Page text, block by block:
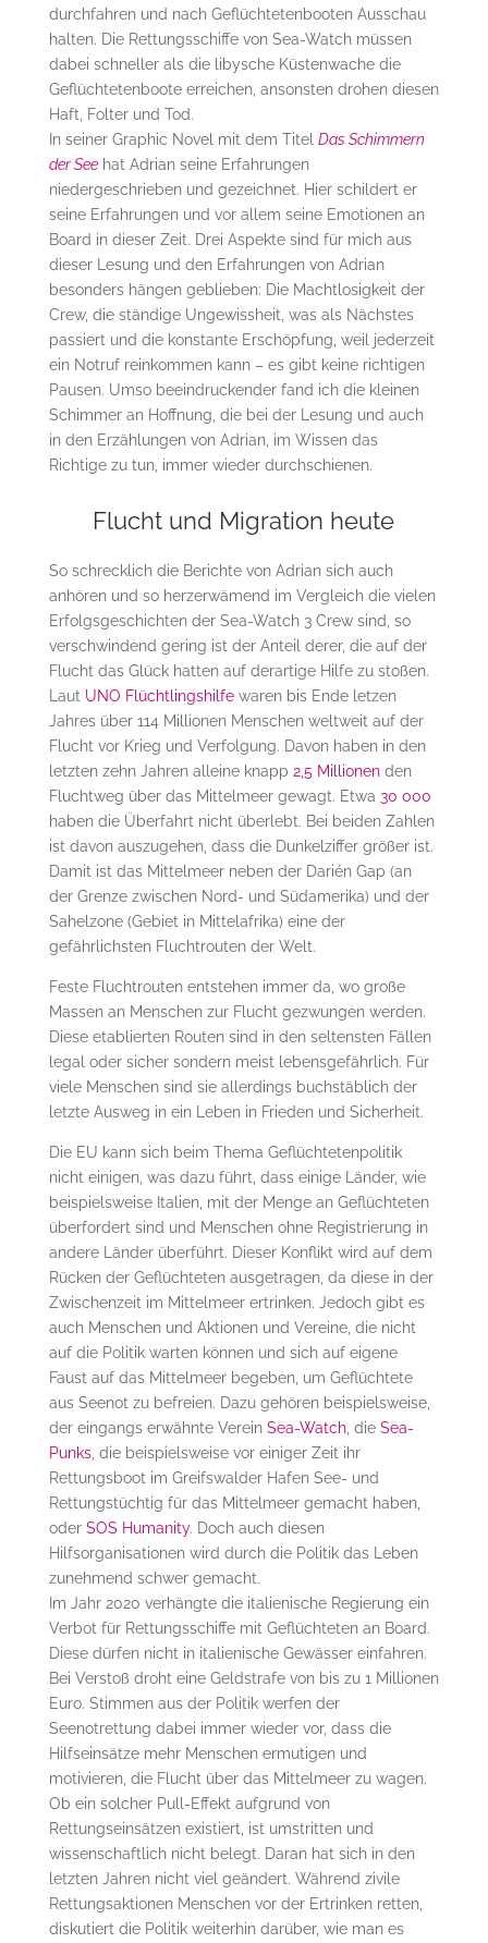
durchfahren und nach Geflüchtetenbooten Ausschau
halten. Die Rettungsschiffe von Sea-Watch müssen
dabei schneller als die libysche Küstenwache die
Geflüchtetenboote erreichen, ansonsten drohen diesen
Haft, Folter und Tod.
In seiner Graphic Novel mit dem Titel Das Schimmern
der Seehat Adrian seine Erfahrungen
niedergeschrieben und gezeichnet. Hier schildert er
seine Erfahrungen und vor allem seine Emotionen an
Board in dieser Zeit. Drei Aspekte sind für mich aus
dieser Lesung und den Erfahrungen von Adrian
besonders hängen geblieben: Die Machtlosigkeit der
Crew, die ständige Ungewissheit, was als Nächstes
passiert und die konstante Erschöpfung, weil jederzeit
ein Notruf reinkommen kann – es gibt keine richtigen
Pausen. Umso beeindruckender fand ich die kleinen
Schimmer an Hoffnung, die bei der Lesung und auch
in den Erzählungen von Adrian, im Wissen das
Richtige zu tun, immer wieder durchschienen.
Flucht und Migration heute
So schrecklich die Berichte von Adrian sich auch
anhören und so herzerwämend im Vergleich die vielen
Erfolgsgeschichten der Sea-Watch 3 Crew sind, so
verschwindend gering ist der Anteil derer, die auf der
Flucht das Glück hatten auf derartige Hilfe zu stoßen.
Laut UNO Flüchtlingshilfewaren bis Ende letzen
Jahres über 114 Millionen Menschen weltweit auf der
Flucht vor Krieg und Verfolgung. Davon haben in den
letzten zehn Jahren alleine knapp 2,5 Millionenden
Fluchtweg über das Mittelmeer gewagt. Etwa 30 000
haben die Überfahrt nicht überlebt. Bei beiden Zahlen
ist davon auszugehen, dass die Dunkelziffer größer ist.
Damit ist das Mittelmeer neben der Darién Gap (an
der Grenze zwischen Nord- und Südamerika) und der
Sahelzone (Gebiet in Mittelafrika) eine der
gefährlichsten Fluchtrouten der Welt.
Feste Fluchtrouten entstehen immer da, wo große
Massen an Menschen zur Flucht gezwungen werden.
Diese etablierten Routen sind in den seltensten Fällen
legal oder sicher sondern meist lebensgefährlich. Für
viele Menschen sind sie allerdings buchstäblich der
letzte Ausweg in ein Leben in Frieden und Sicherheit.
Die EU kann sich beim Thema Geflüchtetenpolitik
nicht einigen, was dazu führt, dass einige Länder, wie
beispielsweise Italien, mit der Menge an Geflüchteten
überfordert sind und Menschen ohne Registrierung in
andere Länder überführt. Dieser Konflikt wird auf dem
Rücken der Geflüchteten ausgetragen, da diese in der
Zwischenzeit im Mittelmeer ertrinken. Jedoch gibt es
auch Menschen und Aktionen und Vereine, die nicht
auf die Politik warten können und sich auf eigene
Faust auf das Mittelmeer begeben, um Geflüchtete
aus Seenot zu befreien. Dazu gehören beispielsweise,
der eingangs erwähnte Verein Sea-Watch, die Sea-
Punks, die beispielsweise vor einiger Zeit ihr
Rettungsboot im Greifswalder Hafen See- und
Rettungstüchtig für das Mittelmeer gemacht haben,
oder SOS Humanity. Doch auch diesen
Hilfsorganisationen wird durch die Politik das Leben
zunehmend schwer gemacht.
Im Jahr 2020 verhängte die italienische Regierung ein
Verbot für Rettungsschiffe mit Geflüchteten an Board.
Diese dürfen nicht in italienische Gewässer einfahren.
Bei Verstoß droht eine Geldstrafe von bis zu 1 Millionen
Euro. Stimmen aus der Politik werfen der
Seenotrettung dabei immer wieder vor, dass die
Hilfseinsätze mehr Menschen ermutigen und
motivieren, die Flucht über das Mittelmeer zu wagen.
Ob ein solcher Pull-Effekt aufgrund von
Rettungseinsätzen existiert, ist umstritten und
wissenschaftlich nicht belegt. Daran hat sich in den
letzten Jahren nicht viel geändert. Während zivile
Rettungsaktionen Menschen vor der Ertrinken retten,
diskutiert die Politik weiterhin darüber, wie man es